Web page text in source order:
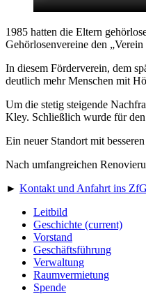
1985 hatten die Eltern
Gehörlosenvereine den
In diesem Förderverein, dem
deutlich mehr Menschen mit
Um die stetig steigende
Kley. Schließlich wurde für
Ein neuer Standort mit
Nach umfangreichen
► Kontakt und Anfahrt ins
Leitbild
Geschichte (current)
Vorstand
Geschäftsführung
Verwaltung
Raumvermietung
Spende